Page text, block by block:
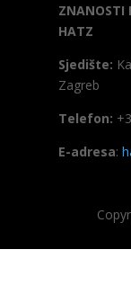
ZNANOSTI
HATZ
Sjedište:
Zagreb
Telefon:
E-adresa: